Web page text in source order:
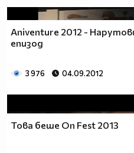
Aniventure 2012 -
епизод
3 976 04.09.2012
Това беше On Fest 2013